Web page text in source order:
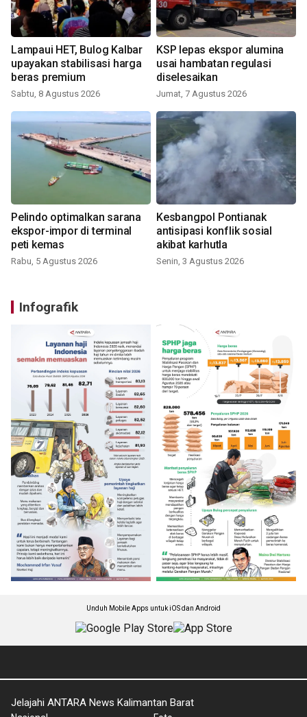
Lampaui HET, Bulog Kalbar
upayakan stabilisasi harga
beras premium
Sabtu, 8 Agustus 2026
KSP lepas ekspor alumina
usai hambatan regulasi
diselesaikan
Jumat, 7 Agustus 2026
Pelindo optimalkan sarana
ekspor-impor di terminal
peti kemas
Rabu, 5 Agustus 2026
Kesbangpol Pontianak
antisipasi konflik sosial
akibat karhutla
Senin, 3 Agustus 2026
Infografik
Unduh Mobile Apps untuk iOS dan Android
Jelajahi ANTARA News Kalimantan Barat